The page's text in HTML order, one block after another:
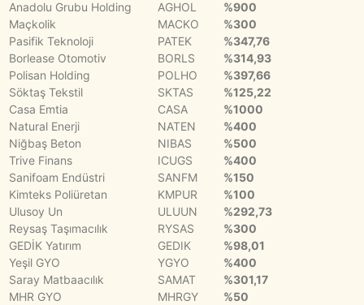
Anadolu Grubu Holding
AGHOL
%900
Maçkolik
MACKO
%300
Pasifik Teknoloji
PATEK
%347,76
Borlease Otomotiv
BORLS
%314,93
Polisan Holding
POLHO
%397,66
Söktaş Tekstil
SKTAS
%125,22
Casa Emtia
CASA
%1000
Natural Enerji
NATEN
%400
Niğbaş Beton
NIBAS
%500
Trive Finans
ICUGS
%400
Sanifoam Endüstri
SANFM
%150
Kimteks Poliüretan
KMPUR
%100
Ulusoy Un
ULUUN
%292,73
Reysaş Taşımacılık
RYSAS
%300
GEDİK Yatırım
GEDIK
%98,01
Yeşil GYO
YGYO
%400
Saray Matbaacılık
SAMAT
%301,17
MHR GYO
MHRGY
%50